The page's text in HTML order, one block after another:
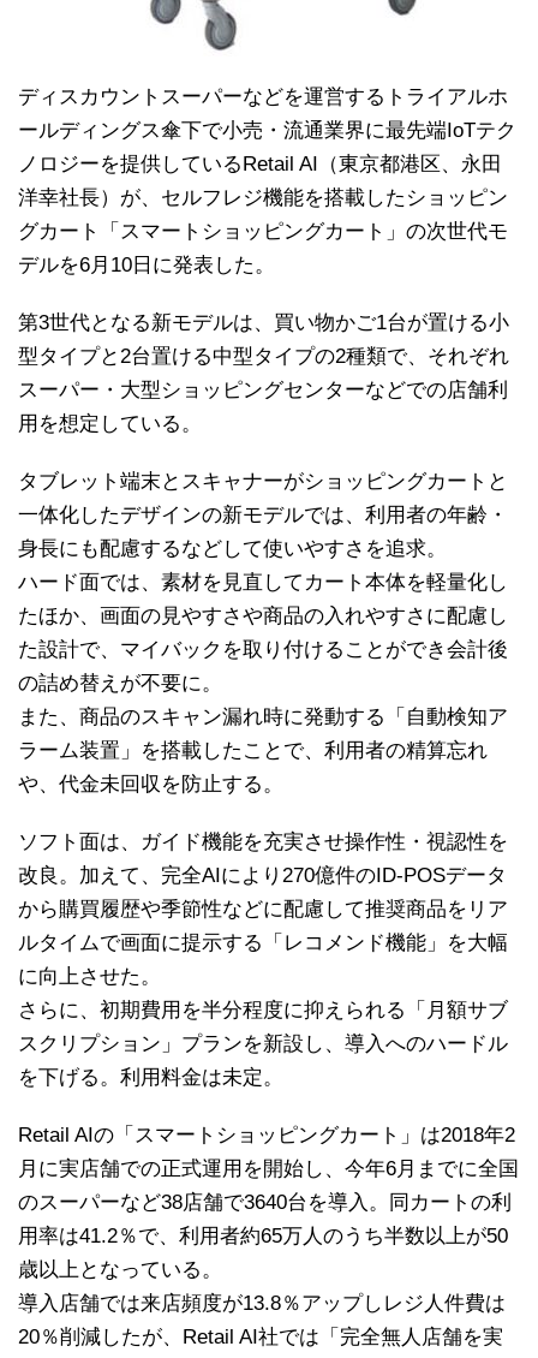
ディスカウントスーパーなどを運営するトライアルホ
ールディングス傘下で小売・流通業界に最先端IoTテク
ノロジーを提供しているRetail AI（東京都港区、永田
洋幸社長）が、セルフレジ機能を搭載したショッピン
グカート「スマートショッピングカート」の次世代モ
デルを6月10日に発表した。
第3世代となる新モデルは、買い物かご1台が置ける小
型タイプと2台置ける中型タイプの2種類で、それぞれ
スーパー・大型ショッピングセンターなどでの店舗利
用を想定している。
タブレット端末とスキャナーがショッピングカートと
一体化したデザインの新モデルでは、利用者の年齢・
身長にも配慮するなどして使いやすさを追求。
ハード面では、素材を見直してカート本体を軽量化し
たほか、画面の見やすさや商品の入れやすさに配慮し
た設計で、マイバックを取り付けることができ会計後
の詰め替えが不要に。
また、商品のスキャン漏れ時に発動する「自動検知ア
ラーム装置」を搭載したことで、利用者の精算忘れ
や、代金未回収を防止する。
ソフト面は、ガイド機能を充実させ操作性・視認性を
改良。加えて、完全AIにより270億件のID-POSデータ
から購買履歴や季節性などに配慮して推奨商品をリア
ルタイムで画面に提示する「レコメンド機能」を大幅
に向上させた。
さらに、初期費用を半分程度に抑えられる「月額サブ
スクリプション」プランを新設し、導入へのハードル
を下げる。利用料金は未定。
Retail AIの「スマートショッピングカート」は2018年2
月に実店舗での正式運用を開始し、今年6月までに全国
のスーパーなど38店舗で3640台を導入。同カートの利
用率は41.2％で、利用者約65万人のうち半数以上が50
歳以上となっている。
導入店舗では来店頻度が13.8％アップしレジ人件費は
20％削減したが、Retail AI社では「完全無人店舗を実